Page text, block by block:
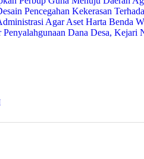
Pencegahan Kekerasan
Agar Aset Harta Benda
Dana Desa, Kejari